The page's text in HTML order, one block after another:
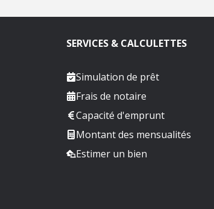
SERVICES & CALCULETTES
Simulation de prêt
Frais de notaire
Capacité d'emprunt
Montant des mensualités
Estimer un bien